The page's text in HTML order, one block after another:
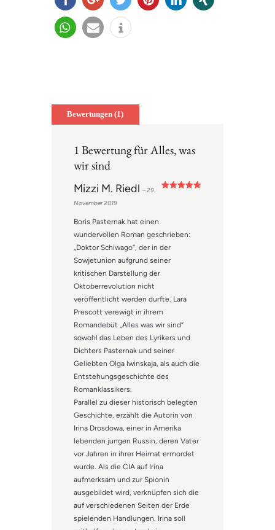
teilen teilen twitter
Bewertungen (1)
1 Bewertung fürAlles, was
wir sind
Mizzi M. Riedl –29.
November 2019
Boris Pasternak hat einen
wundervollen Roman geschrieben:
„Doktor Schiwago“, der in der
Sowjetunion aufgrund seiner
kritischen Darstellung der
Oktoberrevolution nicht
veröffentlicht werden durfte. Lara
Prescott verewigt in ihrem
Romandebüt „Alles was wir sind“
sowohl das Leben des Lyrikers und
Dichters Pasternak und seiner
Geliebten Olga Iwinskaja, als auch die
Entstehungsgeschichte des
Romanklassikers.
Parallel zu dieser historisch belegten
Geschichte, erzählt die Autorin von
Irina Drosdowa, einer in Amerika
lebenden jungen Russin, deren Vater
vor Jahren in ihrer Heimat ermordet
wurde. Als die CIA auf Irina
aufmerksam und zur Spionin
ausgebildet wird, verknüpfen sich die
auf verschiedenen Seiten der Erde
spielenden Handlungen. Irina soll